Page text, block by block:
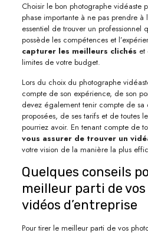
Choisir le bon photographe vidéaste
phase importante à ne pas prendre
essentiel de trouver un professionnel
possède les compétences et
capturer les meilleurs clichés et
limites de votre budget.
Lors du choix du photographe
compte de son expérience, de son
devez également tenir compte de
proposées, de ses tarifs et de toutes
pourriez avoir. En tenant compte de
vous assurer de trouver un
votre vision de la manière la plus
Quelques conseils
meilleur parti de
vidéos d’entreprise
Pour tirer le meilleur parti de vos